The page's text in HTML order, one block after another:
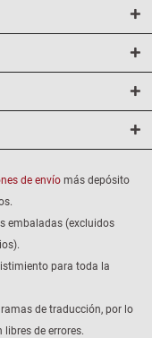
de envíomás depósito
embaladas (excluidos
para toda la
de traducción, por lo
de errores.